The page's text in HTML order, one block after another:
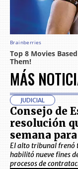
MÁS
JUDICIAL
Consejo de
resolución
semana
El alto tribunal frenó
habilitó nueve fines
procesos de